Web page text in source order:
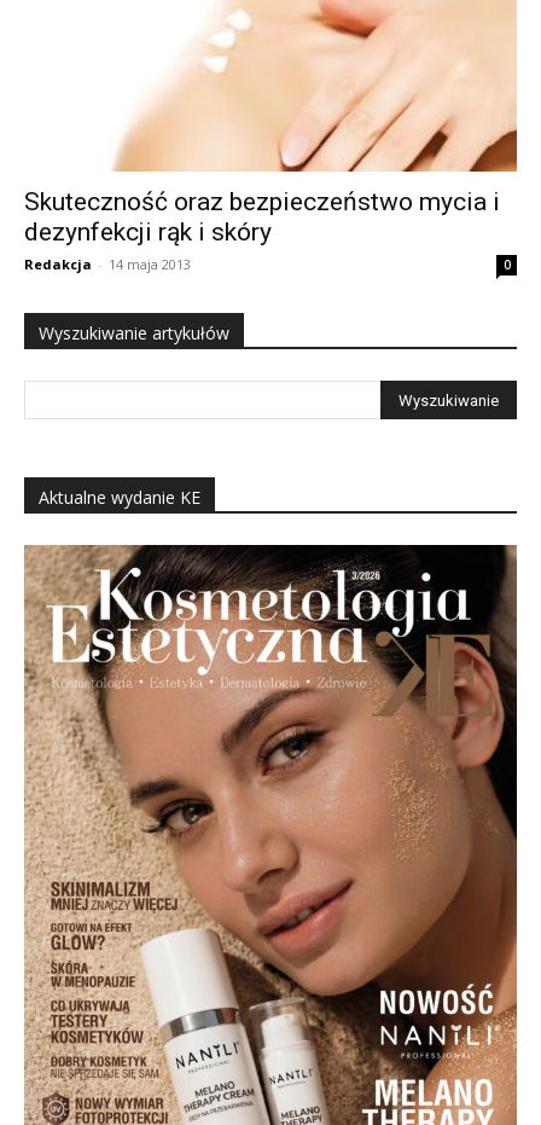
Skuteczność oraz bezpieczeństwo mycia i
dezynfekcji rąk i skóry
Redakcja - 14 maja 2013 0
Wyszukiwanie artykułów
Aktualne wydanie KE